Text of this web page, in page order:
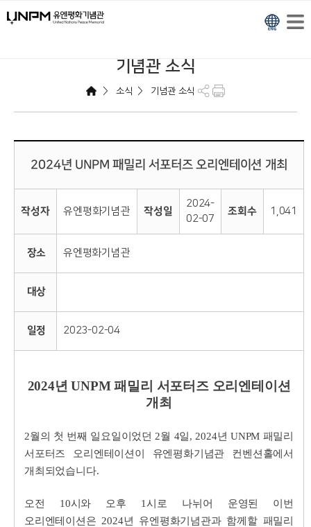
기념관 소식
> 소식 > 기념관 소식
2024년 UNPM 패밀리 서포터즈 오리엔테이션 개최
작성자 유엔평화기념관 작성일
2024-
02-07
조회수 1,041
장소 유엔평화기념관
대상
일정 2023-02-04
2024년 UNPM 패밀리 서포터즈 오리엔테이션
개최
2월의 첫 번째 일요일이었던 2월 4일, 2024년 UNPM 패밀리
서포터즈 오리엔테이션이 유엔평화기념관 컨벤션홀에서
개최되었습니다.
오전 10시와 오후 1시로 나뉘어 운영된 이번
오리엔테이션은 2024년 유엔평화기념관과 함께할 패밀리